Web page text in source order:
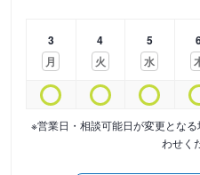
3
月
4
火
5
水
※営業日・相談可能日が変更とな
わせく